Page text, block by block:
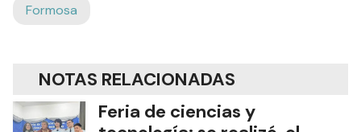
Formosa
NOTAS RELACIONADAS
Feria de ciencias y